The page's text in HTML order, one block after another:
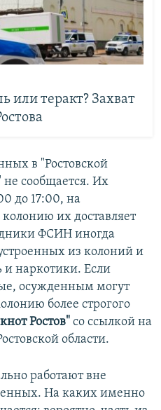
или теракт? Захват
в "Ростовской
сообщается. Их
до 17:00, на
колонию их доставляет
ФСИН иногда
из колоний и
и наркотики. Если
осужденным могут
более строгого
Ростов" со ссылкой на
области.
работают вне
На каких именно